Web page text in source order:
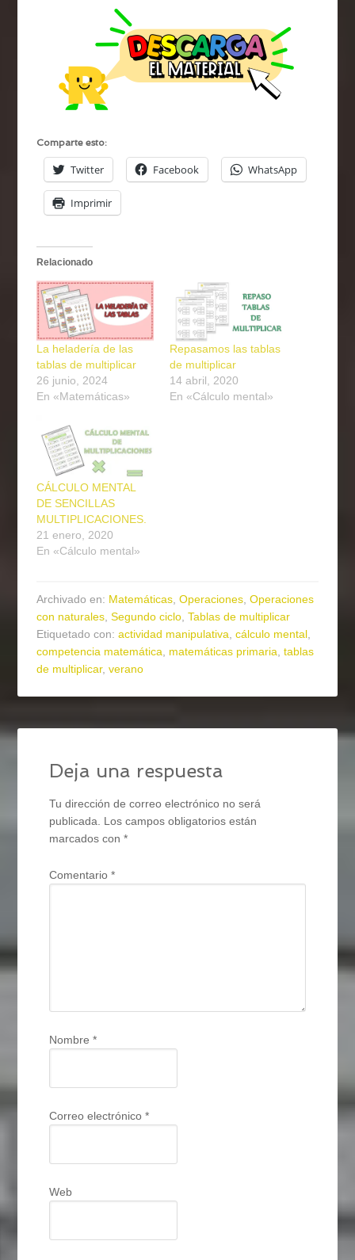
Comparte esto:
Twitter Facebook WhatsApp
Imprimir
Relacionado
La heladería de las
tablas de multiplicar
26 junio, 2024
En «Matemáticas»
Repasamos las tablas
de multiplicar
14 abril, 2020
En «Cálculo mental»
CÁLCULO MENTAL
DE SENCILLAS
MULTIPLICACIONES.
21 enero, 2020
En «Cálculo mental»
Archivado en: Matemáticas ,Operaciones ,Operaciones
con naturales ,Segundo ciclo ,Tablas de multiplicar
Etiquetado con:actividad manipulativa ,cálculo mental
competencia matemática
matemáticas primaria ,tablas
de multiplicar,verano
Deja una respuesta
Tu dirección de correo electrónico no será
publicada.
Los campos obligatorios están
marcados con*
Comentario*
Nombre*
Correo electrónico*
Web